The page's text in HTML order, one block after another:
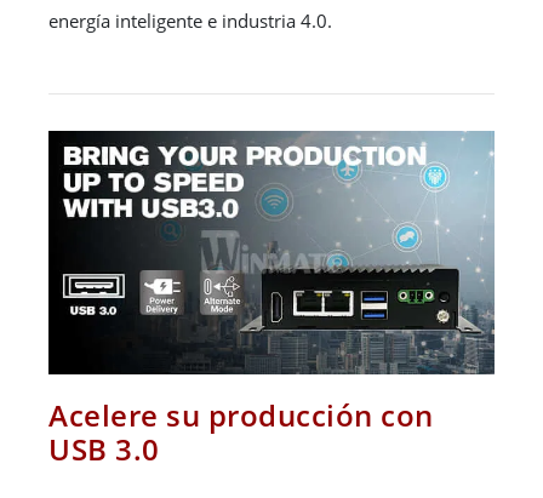
energía inteligente e industria 4.0.
Acelere su producción con
USB 3.0